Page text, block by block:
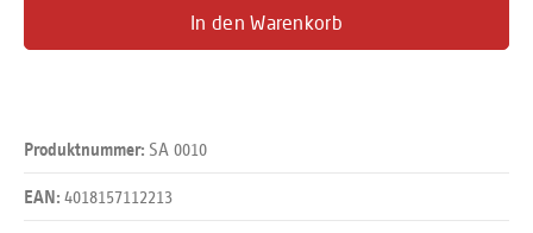
In den Warenkorb
Produktnummer: SA 0010
EAN: 4018157112213